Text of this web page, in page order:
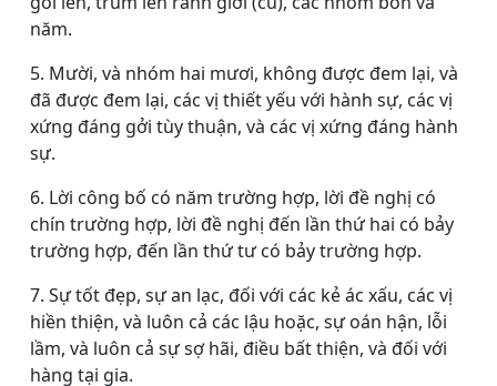
năm.
5. Mười, và nhóm hai mươi, không được đem lại, và
đã được đem lại, các vị thiết yếu với hành sự, các vị
xứng đáng gởi tùy thuận, và các vị xứng đáng hành
sự.
6. Lời công bố có năm trường hợp, lời đề nghị có
chín trường hợp, lời đề nghị đến lần thứ hai có bảy
trường hợp, đến lần thứ tư có bảy trường hợp.
7. Sự tốt đẹp, sự an lạc, đối với các kẻ ác xấu, các vị
hiền thiện, và luôn cả các lậu hoặc, sự oán hận, lỗi
lầm, và luôn cả sự sợ hãi, điều bất thiện, và đối với
hàng tại gia.